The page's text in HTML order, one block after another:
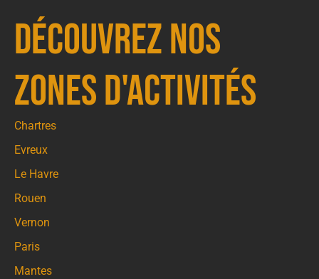
Découvrez nos
zones d'activités
Chartres
Evreux
Le Havre
Rouen
Vernon
Paris
Mantes